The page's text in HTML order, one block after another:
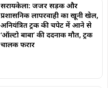
सरायकेला: जर्जर सड़क और
प्रशासनिक लापरवाही का खूनी खेल,
अनियंत्रित ट्रक की चपेट में आने से
‘ऑल्टो बाबा’ की दर्दनाक मौत, ट्रक
चालक फरार